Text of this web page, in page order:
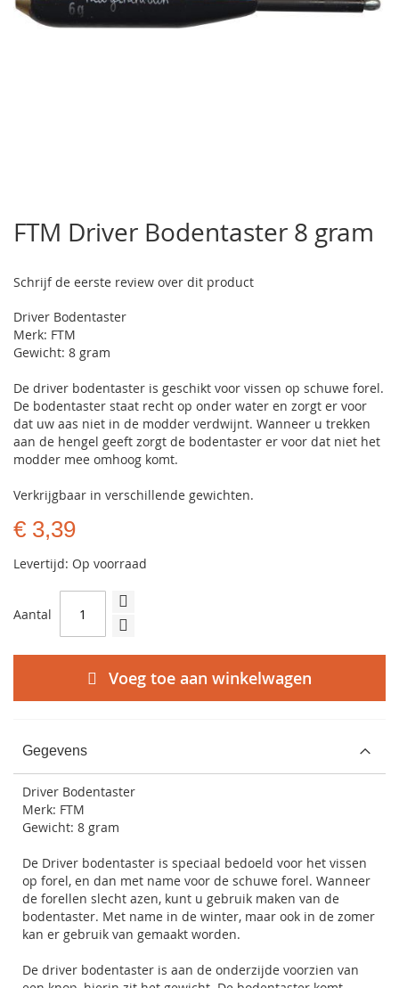
het
begin
de
gallerij
FTM Driver Bodentaster 8 gram
Schrijf de eerste review over dit product
Driver Bodentaster
Merk: FTM
Gewicht: 8 gram
De driver bodentaster is geschikt voor vissen op schuwe forel.
De bodentaster staat recht op onder water en zorgt er voor
dat uw aas niet in de modder verdwijnt. Wanneer u trekken
aan de hengel geeft zorgt de bodentaster er voor dat niet het
modder mee omhoog komt.
Verkrijgbaar in verschillende gewichten.
€ 3,39
Levertijd: Op voorraad
Aantal
Voeg toe aan winkelwagen
Gegevens
Driver Bodentaster
Merk: FTM
Gewicht: 8 gram
De Driver bodentaster is speciaal bedoeld voor het vissen
op forel, en dan met name voor de schuwe forel. Wanneer
de forellen slecht azen, kunt u gebruik maken van de
bodentaster. Met name in de winter, maar ook in de zomer
kan er gebruik van gemaakt worden.
De driver bodentaster is aan de onderzijde voorzien van